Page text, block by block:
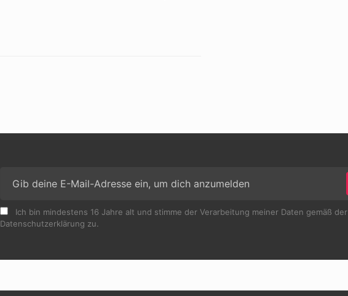
Ich bin mindestens 16 Jahre alt und stimme der Verarbeitung meiner Daten gemäß der
Datenschutzerklärung zu.